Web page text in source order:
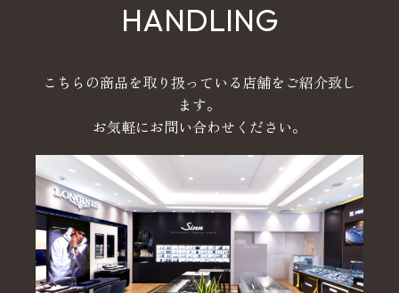
HANDLING
こちらの商品を取り扱っている店舗をご紹介致し
ます。
お気軽にお問い合わせください。